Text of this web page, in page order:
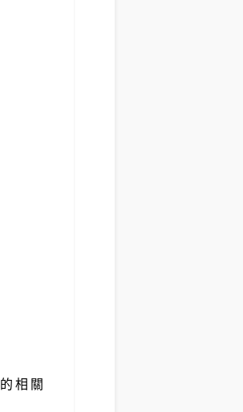
相關